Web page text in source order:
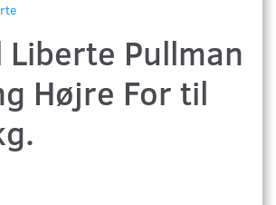
Liberte Pullman
Højre For til